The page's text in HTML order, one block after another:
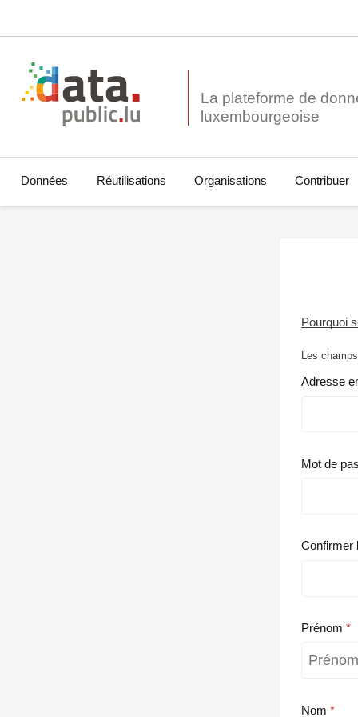
La plateforme de
Données Réutilisations Organisations Contribuer
Pourquoi
Les
Adresse
Mot de
Confirmer
Prénom
Nom